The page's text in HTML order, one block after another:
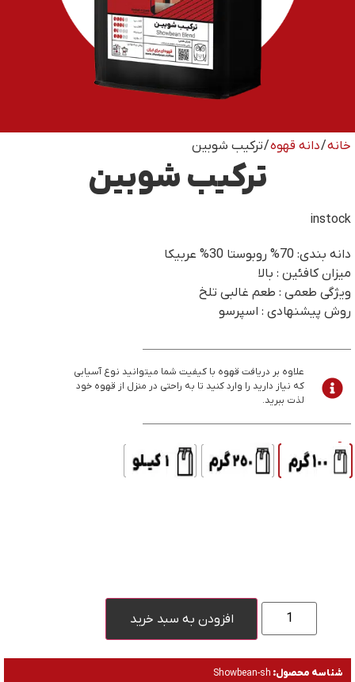
خانه/دانه قهوه/ ترکیب شوبین
ترکیب شوبین
instock
دانه بندی: 70% روبوستا 30% عربیکا
میزان کافئین : بالا
ویژگی طعمی : طعم غالبی تلخ
روش پیشنهادی : اسپرسو
علاوه بر دریافت قهوه با کیفیت شما میتوانید نوع آسیابی
که نیاز دارید را وارد کنید تا به راحتی در منزل از قهوه خود
لذت ببرید.
وزن
افزودن به سبد خرید
شناسه محصول: Showbean-sh